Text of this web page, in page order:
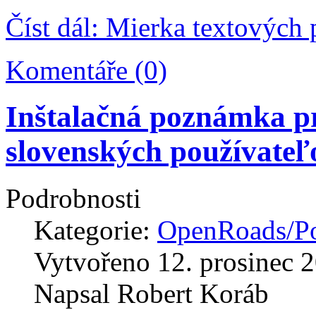
Číst dál: Mierka textových
Komentáře (0)
Inštalačná poznámka
slovenských
Podrobnosti
Kategorie: OpenRoads/
Vytvořeno 12. prosinec
Napsal Robert Koráb